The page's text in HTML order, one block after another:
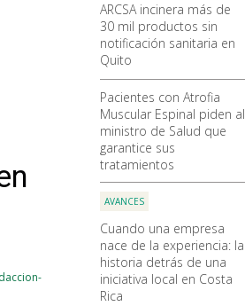
ARCSA incinera más de
30 mil productos sin
notificación sanitaria en
Quito
Pacientes con Atrofia
Muscular Espinal piden al
ministro de Salud que
garantice sus
tratamientos
AVANCES
Cuando una empresa
nace de la experiencia: la
historia detrás de una
iniciativa local en Costa
Rica